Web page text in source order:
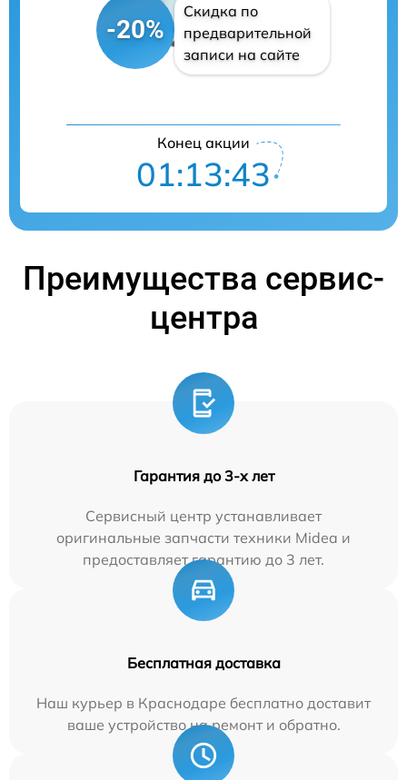
-20%
Скидка по
предварительной
записи на сайте
Конец акции
01:13:42
Преимущества сервис-
центра
Гарантия до 3-х лет
Сервисный центр устанавливает
оригинальные запчасти техники Midea и
предоставляет гарантию до 3 лет.
Бесплатная доставка
Наш курьер в Краснодаре бесплатно доставит
ваше устройство на ремонт и обратно.